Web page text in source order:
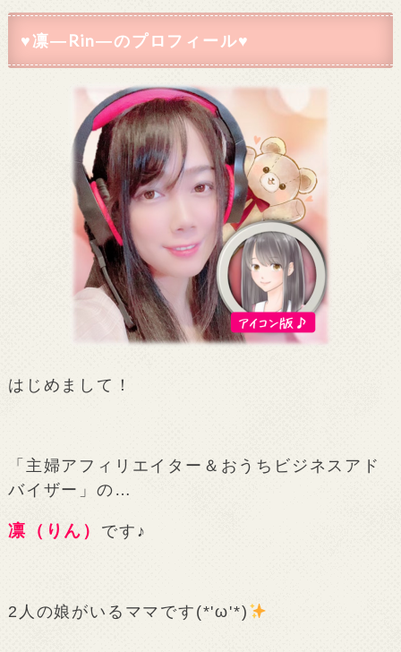
♥凛―Rin―のプロフィール♥
はじめまして！
「主婦アフィリエイター＆おうちビジネスアド
バイザー」の…
凛（りん） です♪
2人の娘がいるママです(*'ω'*)